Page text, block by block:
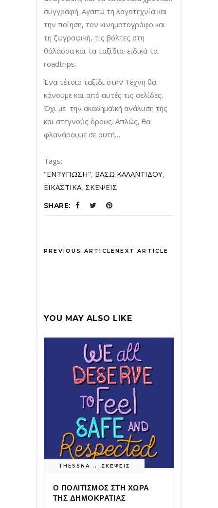
συγγραφή. Αγαπώ τη λογοτεχνία και
την ποίηση, τον κινηματογράφο και
τη ζωγραφική, τις βόλτες στη
θάλασσα και τα ταξίδια· ειδικά τα
roadtrips.
Ένα τέτοιο ταξίδι στην Τέχνη θα
κάνουμε και από αυτές τις σελίδες.
Όχι με την ακαδημαϊκή ανάλυσή της
και στεγνούς όρους. Απλώς, θα
φλανάρουμε σε αυτή…
Tags:
"ΕΝΤΥΠΩΣΗ", ΒΑΣΩ ΚΑΛΑΝΤΙΔΟΥ,
ΕΙΚΑΣΤΙΚΑ, ΣΚΕΨΕΙΣ
SHARE:
PREVIOUS ARTICLENEXT ARTICLE
YOU MAY ALSO LIKE
THESSNA ... ,ΣΚΕΨΕΙΣ
Ο ΠΟΛΙΤΙΣΜΟΣ ΣΤΗ ΧΩΡΑ
ΤΗΣ ΔΗΜΟΚΡΑΤΙΑΣ